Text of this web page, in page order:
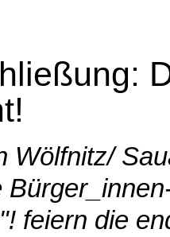
Wölfnitz/
feiern die